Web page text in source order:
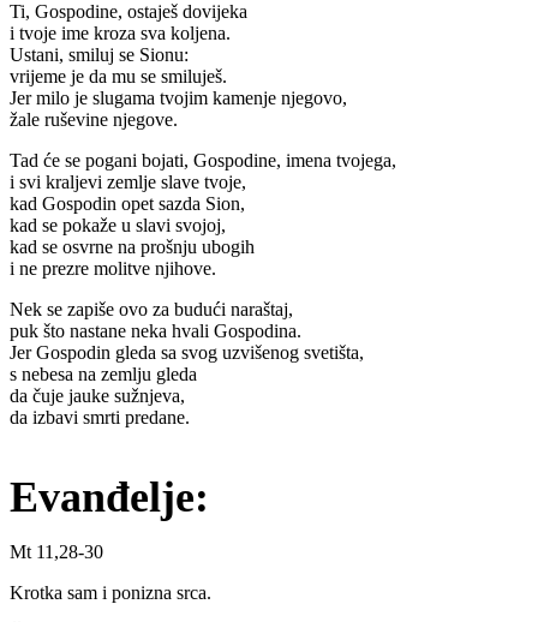
Ti, Gospodine, ostaješ dovijeka
i tvoje ime kroza sva koljena.
Ustani, smiluj se Sionu:
vrijeme je da mu se smiluješ.
Jer milo je slugama tvojim kamenje njegovo,
žale ruševine njegove.
Tad će se pogani bojati, Gospodine, imena tvojega,
i svi kraljevi zemlje slave tvoje,
kad Gospodin opet sazda Sion,
kad se pokaže u slavi svojoj,
kad se osvrne na prošnju ubogih
i ne prezre molitve njihove.
Nek se zapiše ovo za budući naraštaj,
puk što nastane neka hvali Gospodina.
Jer Gospodin gleda sa svog uzvišenog svetišta,
s nebesa na zemlju gleda
da čuje jauke sužnjeva,
da izbavi smrti predane.
Evanđelje:
Mt 11,28-30
Krotka sam i ponizna srca.